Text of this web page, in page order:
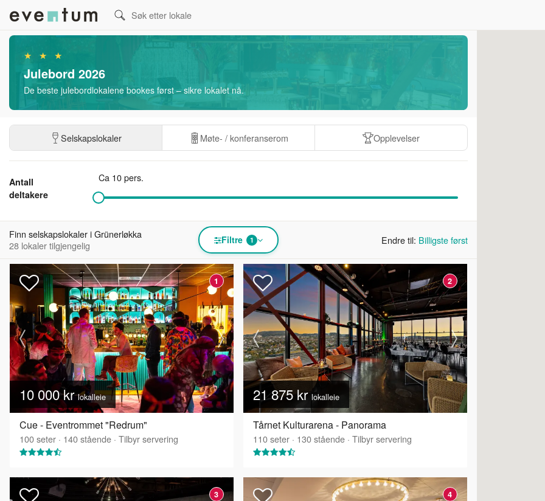
★ ★ ★
Julebord 2026
De beste julebordlokalene bookes først – sikre lokalet nå.
Selskapslokaler Møte- / konferanserom Opplevelser
Antall
deltakere
Ca 10 pers.
Finn selskapslokaler i Grünerløkka
28 lokaler tilgjengelig
Filtre 1 Endre til: Billigste først
1
10 000 krlokalleie
Cue - Eventrommet "Redrum"
100seter · 140stående · Tilbyr servering
2
21 875 krlokalleie
Tårnet Kulturarena - Panorama
110seter · 130stående · Tilbyr servering
3 4